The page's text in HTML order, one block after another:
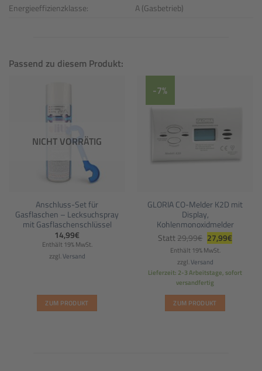
Energieeffizienzklasse:
A (Gasbetrieb)
Passend zu diesem Produkt:
NICHT VORRÄTIG
Anschluss-Set für
Gasflaschen – Lecksuchspray
mit Gasflaschenschlüssel
14,99€
Enthält 19% MwSt.
zzgl.Versand
ZUM PRODUKT
-7%
GLORIA CO-Melder K2D mit
Display,
Kohlenmonoxidmelder
Statt 29,99€ Ursprünglicher
Preis
war:
29,99€
27,99€Aktueller
Preis
Enthält 19% MwSt.
zzgl.Versand
Lieferzeit: 2-3 Arbeitstage, sofort
versandfertig
ZUM PRODUKT